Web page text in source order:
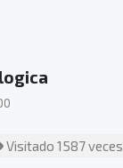
Visitado 1587 veces